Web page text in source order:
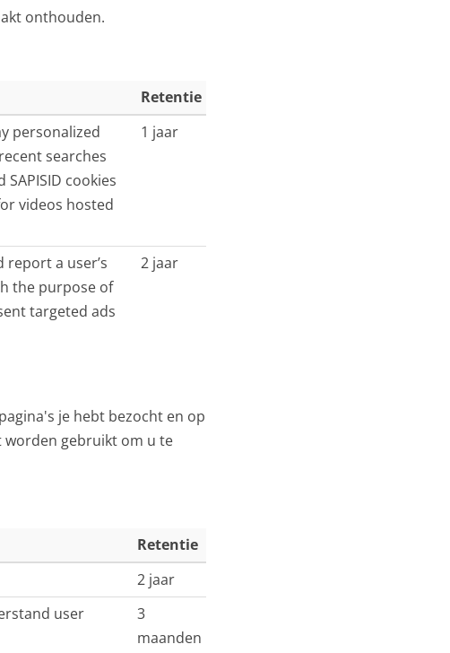
onthouden.
Retentie
personalized
searches
cookies
videos hosted
1 jaar
report a user’s
the purpose of
targeted ads
2 jaar
je hebt bezocht en op
worden gebruikt om u te
Retentie
2 jaar
user
3
maanden